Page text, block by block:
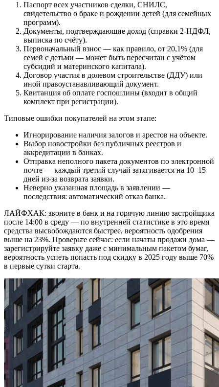
Паспорт всех участников сделки, СНИЛС,
свидетельство о браке и рождении детей (для семейных
программ).
Документы, подтверждающие доход (справки 2-НДФЛ,
выписка по счёту).
Первоначальный взнос — как правило, от 20,1% (для
семей с детьми — может быть пересчитан с учётом
субсидий и материнского капитала).
Договор участия в долевом строительстве (ДДУ) или
иной правоустанавливающий документ.
Квитанция об оплате госпошлины (входит в общий
комплект при регистрации).
Типовые ошибки покупателей на этом этапе:
Игнорирование наличия залогов и арестов на объекте.
Выбор новостройки без публичных реестров и
аккредитации в банках.
Отправка неполного пакета документов по электронной
почте — каждый третий случай затягивается на 10–15
дней из-за возврата заявки.
Неверно указанная площадь в заявлении —
последствия: автоматический отказ банка.
ЛАЙФХАК: звоните в банк и на горячую линию застройщика
после 14:00 в среду — по внутренней статистике в это время
средства высвобождаются быстрее, вероятность одобрения
выше на 23%. Проверьте сейчас: если начаты продажи дома —
зарегистрируйте заявку даже с минимальным пакетом бумаг,
вероятность успеть попасть под скидку в 2025 году выше 70%
в первые сутки старта.